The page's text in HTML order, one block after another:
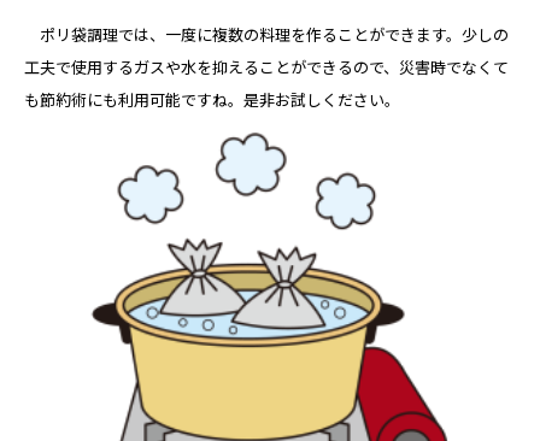
ポリ袋調理では、一度に複数の料理を作ることができます。少しの
工夫で使用するガスや水を抑えることができるので、災害時でなくて
も節約術にも利用可能ですね。是非お試しください。